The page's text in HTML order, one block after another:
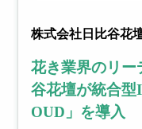
株式会社日比谷花
花き業界のリー
谷花壇が統合型
OUD」を導入